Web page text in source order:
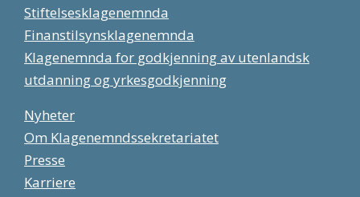
Stiftelsesklagenemnda
Finanstilsynsklagenemnda
Klagenemnda for godkjenning av utenlandsk
utdanning og yrkesgodkjenning
Nyheter
Om Klagenemndssekretariatet
Presse
Karriere